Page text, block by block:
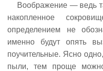
Воображение — ведь
накопленное
определением не
именно будут опять
поучительные. Ясно
пыли, тем проще